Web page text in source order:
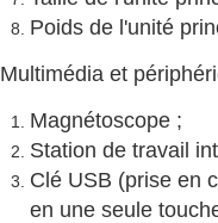
Poids de l'unité
Multimédia et
Magnétoscope ;
Station de travail
Clé USB (prise en
en une seule